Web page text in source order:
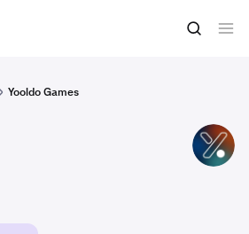
Yooldo Games
ESPORTS kaufen
ESPORTS